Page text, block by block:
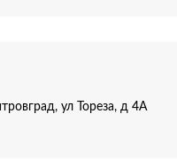
ул Тореза, д 4А